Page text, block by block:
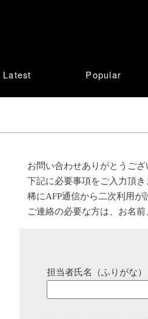
Latest Popular
お問い合わせありがとうござ
下記に必要事項をご入力頂
稀にAFP通信から二次利用
ご連絡の必要な方は、お名
担当者氏名（ふりがな）